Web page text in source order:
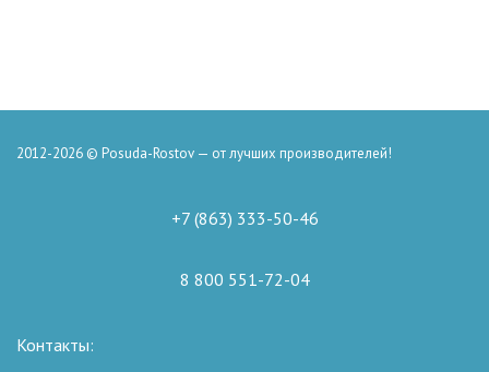
2012-2026 © Posuda-Rostov — от лучших производителей!
+7 (863) 333-50-46
8 800 551-72-04
Контакты: